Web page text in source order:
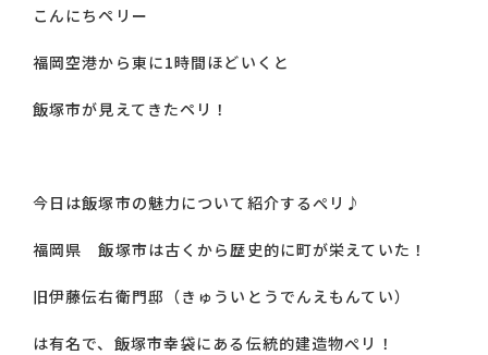
こんにちペリー
福岡空港から東に1時間ほどいくと
飯塚市が見えてきたペリ！
今日は飯塚市の魅力について紹介するぺリ♪
福岡県 飯塚市は古くから歴史的に町が栄えていた！
旧伊藤伝右衛門邸（きゅういとうでんえもんてい）
は有名で、飯塚市幸袋にある伝統的建造物ぺリ！